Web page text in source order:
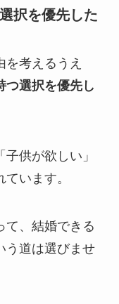
択を優先した
考えるうえ
つ選択を優先し
供が欲しい」
います。
て、結婚できる
う道は選びませ